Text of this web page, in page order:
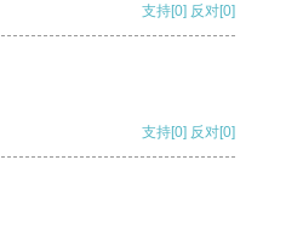
支持[0] 反对[0]
支持[0] 反对[0]